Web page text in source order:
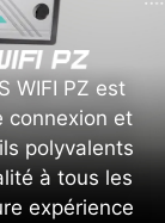
WIFI PZ est
connexion et
polyvalents
à tous les
expérience